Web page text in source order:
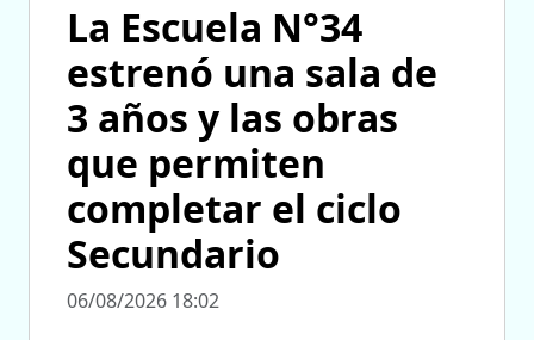
La Escuela N°34
estrenó una sala de
3 años y las obras
que permiten
completar el ciclo
Secundario
06/08/2026 18:02